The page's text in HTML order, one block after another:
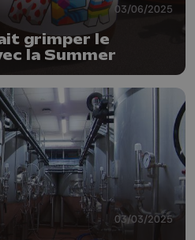
03/06/2025
grimper le
la Summer
03/03/2025